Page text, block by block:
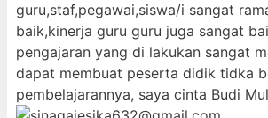
guru,staf,pegawai,siswa/i sangat
baik,kinerja guru guru juga sangat
pengajaran yang di lakukan sangat
dapat membuat peserta didik tidka
pembelajarannya, saya cinta Budi